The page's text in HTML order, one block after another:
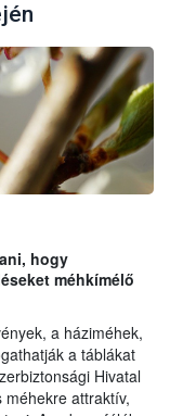
hogy
méhkímélő
a háziméhek,
a táblákat
Hivatal
méhekre attraktív,